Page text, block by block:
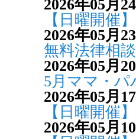
2026年05月
【日曜開催
2026年05月
無料法律相談
2026年05月
5月ママ・
2026年05月
【日曜開催
2026年05月